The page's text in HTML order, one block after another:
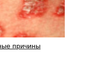
причины